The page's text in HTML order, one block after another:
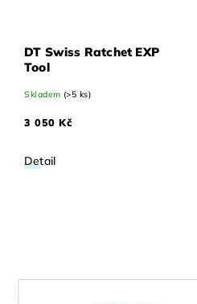
DT Swiss Ratchet EXP
Tool
Skladem (>5 ks)
3 050 Kč
Detail